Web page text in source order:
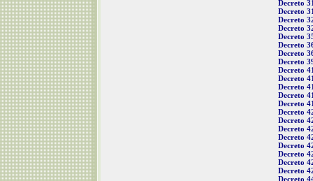
Decreto
Decreto
Decreto
Decreto
Decreto
Decreto
Decreto
Decreto
Decreto
Decreto
Decreto
Decreto
Decreto
Decreto
Decreto
Decreto
Decreto
Decreto
Decreto
Decreto
Decreto
Decreto